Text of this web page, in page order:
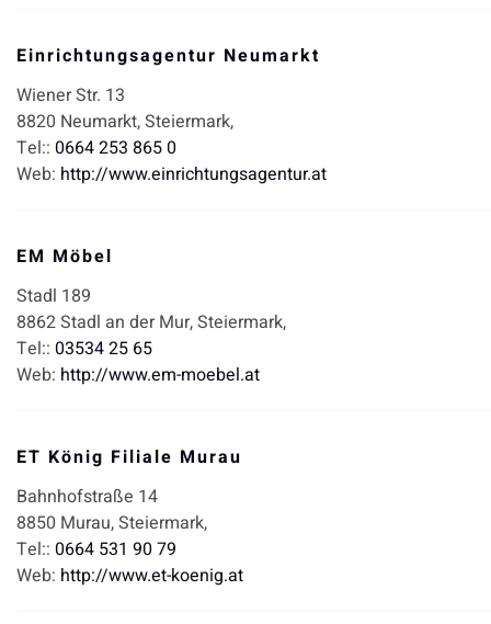
Einrichtungsagentur Neumarkt
Wiener Str. 13
8820 Neumarkt,Steiermark,
Tel:: 0664 253 865 0
Web: http://www.einrichtungsagentur.at
EM Möbel
Stadl 189
8862Stadl an der Mur,Steiermark,
Tel:: 03534 25 65
Web: http://www.em-moebel.at
ET König Filiale Murau
Bahnhofstraße 14
8850 Murau,Steiermark,
Tel:: 0664 531 90 79
Web: http://www.et-koenig.at